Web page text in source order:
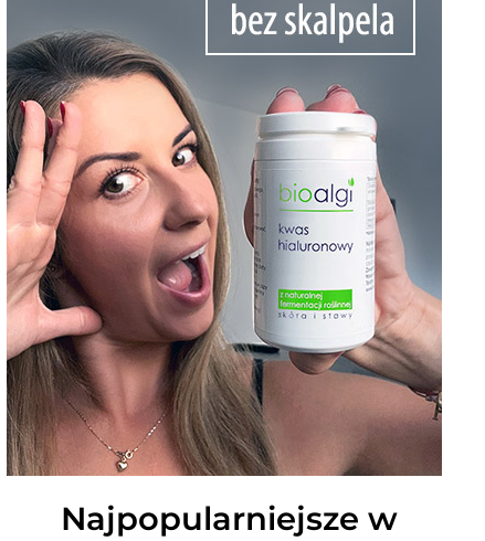
Najpopularniejsze w